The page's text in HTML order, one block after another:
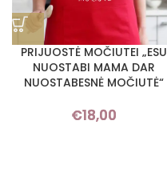
PRIJUOSTĖ MOČIUTEI „ESU
NUOSTABI MAMA DAR
NUOSTABESNĖ MOČIUTĖ“
€18,00